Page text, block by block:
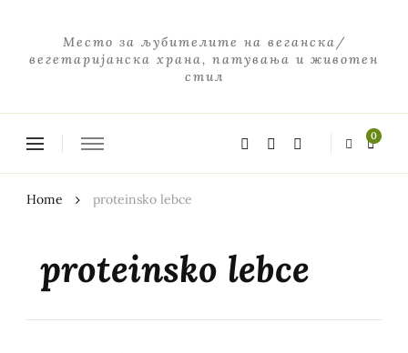
Место за љубителите на веганска/
вегетаријанска храна, патувања и животен
стил
0
Home proteinsko lebce
proteinsko lebce